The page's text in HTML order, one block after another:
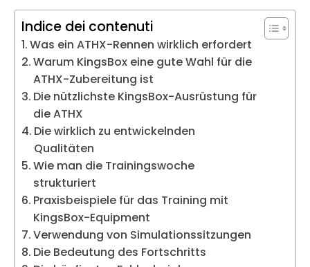
Indice dei contenuti
Was ein ATHX-Rennen wirklich erfordert
Warum KingsBox eine gute Wahl für die
ATHX-Zubereitung ist
Die nützlichste KingsBox-Ausrüstung für
die ATHX
Die wirklich zu entwickelnden
Qualitäten
Wie man die Trainingswoche
strukturiert
Praxisbeispiele für das Training mit
KingsBox-Equipment
Verwendung von Simulationssitzungen
Die Bedeutung des Fortschritts